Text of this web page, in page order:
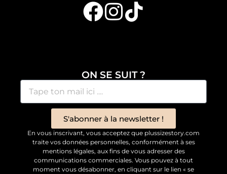
ON SE SUIT ?
S'abonner à la newsletter !
En vous inscrivant, vous acceptez que plussizestory.com
traite vos données personnelles, conformément à ses
mentions légales, aux fins de vous adresser des
communications commerciales. Vous pouvez à tout
moment vous désabonner, en cliquant sur le lien « se